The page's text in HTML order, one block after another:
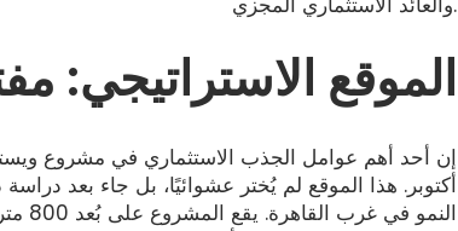
الموقع الاستراتيجي:
إن أحد أهم عوامل الجذب الاستثماري في مشروع
أكتوبر. هذا الموقع لم يُختر عشوائيًا، بل جاء بعد
النمو في غرب القاهرة. يقع المشروع على بُعد 800 متر فقط من